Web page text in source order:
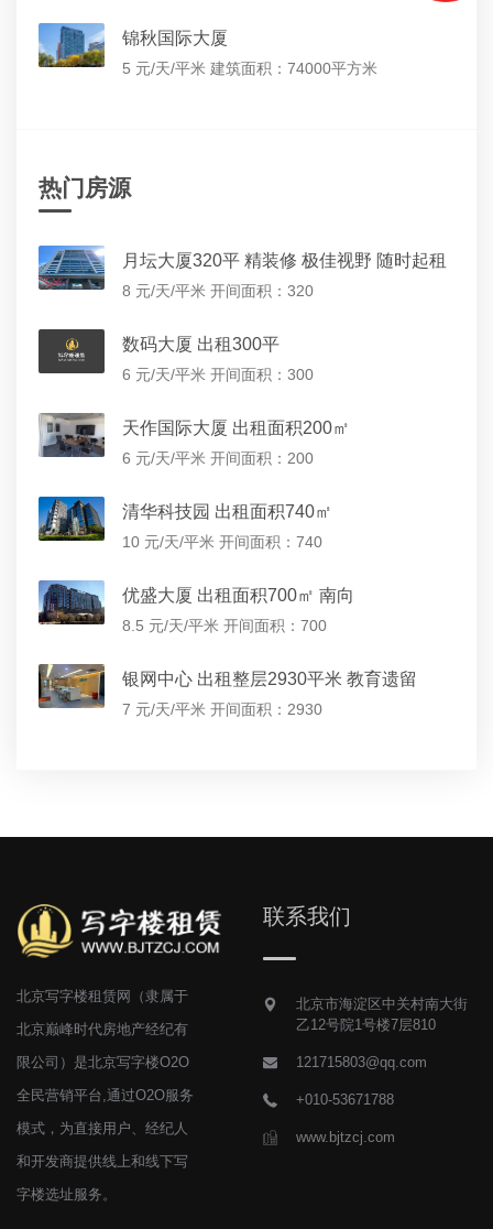
锦秋国际大厦
5 元/天/平米 建筑面积：74000平方米
热门房源
月坛大厦320平 精装修 极佳视野 随时起租
8 元/天/平米 开间面积：320
数码大厦 出租300平
6 元/天/平米 开间面积：300
天作国际大厦 出租面积200㎡
6 元/天/平米 开间面积：200
清华科技园 出租面积740㎡
10 元/天/平米 开间面积：740
优盛大厦 出租面积700㎡ 南向
8.5 元/天/平米 开间面积：700
银网中心 出租整层2930平米 教育遗留
7 元/天/平米 开间面积：2930
北京写字楼租赁网（隶属于
北京巅峰时代房地产经纪有
限公司）是北京写字楼O2O
全民营销平台,通过O2O服务
模式，为直接用户、经纪人
和开发商提供线上和线下写
字楼选址服务。
联系我们
北京市海淀区中关村南大街
乙12号院1号楼7层810
121715803@qq.com
+010-53671788
www.bjtzcj.com